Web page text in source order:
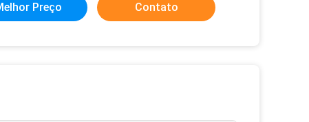
Preço Contato